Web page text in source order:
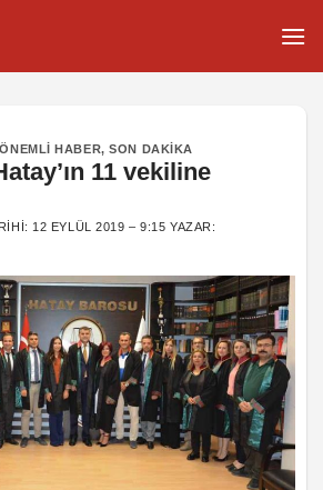
ÖNEMLI HABER,SON DAKIKA
11 vekiline
12 EYLÜL 2019 – 9:15 YAZAR: